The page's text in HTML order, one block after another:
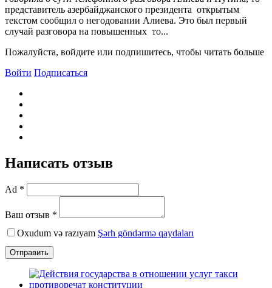
представитель азербайджанского президента открытым
текстом сообщил о негодовании Алиева. Это был первый
случай разговора на повышенных то...
Пожалуйста, войдите или подпишитесь, чтобы читать больше
Войти Подписаться
Написать отзыв
Ad *
Ваш отзыв *
Oxudum və razıyam Şərh göndərmə qaydaları
Отправить